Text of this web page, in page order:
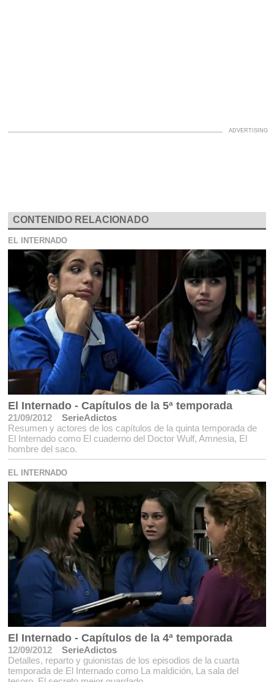
CONTENIDO RELACIONADO
EL INTERNADO
El Internado - Capítulos de la 5ª temporada
21/09/2012
SerieAdictos
Resumen y actores de los capítulos de la quinta temporada de
El Internado como El cuaderno del Doctor Wulf, Amnesia, El
hombre del saco.
EL INTERNADO
El Internado - Capítulos de la 4ª temporada
12/09/2012
SerieAdictos
Detalles, reparto y guionistas de los episodios de la cuarta
temporada de El Internado como La maldición, La sala del